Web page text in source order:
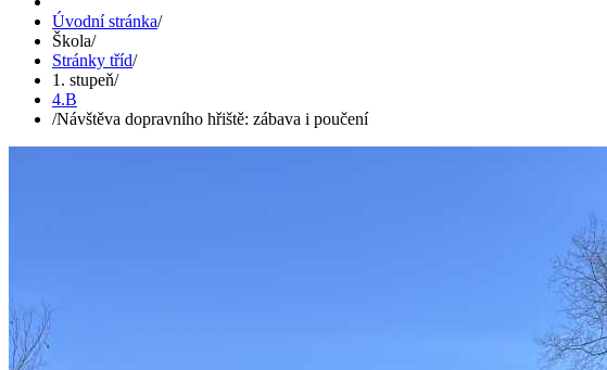
Úvodní stránka/
Škola/
Stránky tříd/
1. stupeň/
4.B
/Návštěva dopravního hřiště: zábava i poučení